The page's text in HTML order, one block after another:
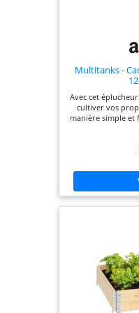
Multitanks -
Avec cet
cultiver vos
manière simple et
mesure 120 cm
Multitanks Set de